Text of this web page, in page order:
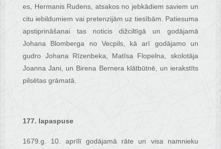
es, Hermanis Rudens, atsakos no jebkādiem saviem un
citu iebildumiem vai pretenzijām uz tiesībām. Patiesuma
apstiprināšanai tas noticis dižciltīgā un godājamā
Johana Blomberga no Vecpils, kā arī godājamo un
gudro Johana Rīzenbeka, Matīsa Flopelna, skolotāja
Joanna Jani, un Birena Bernera klātbūtnē, un ierakstīts
pilsētas grāmatā.
177. lapaspuse
1679.g. 10. aprīlī godājamā rāte un visa namnieku